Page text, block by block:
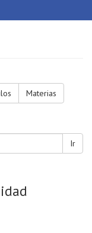
Materias
Ir